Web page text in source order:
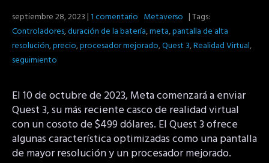
septiembre 28, 2023|1 comentario Metaverso | Tags:
Controladores,duración de la batería,meta,pantalla de alta
resolución,precio,procesador mejorado,Quest 3,Realidad Virtual,
seguimiento
El 10 de octubre de 2023, Meta comenzará a enviar
Quest 3, su más reciente casco de realidad virtual
con un cosoto de $499 dólares. El Quest 3 ofrece
algunas característica optimizadas como una pantalla
de mayor resolución y un procesador mejorado.